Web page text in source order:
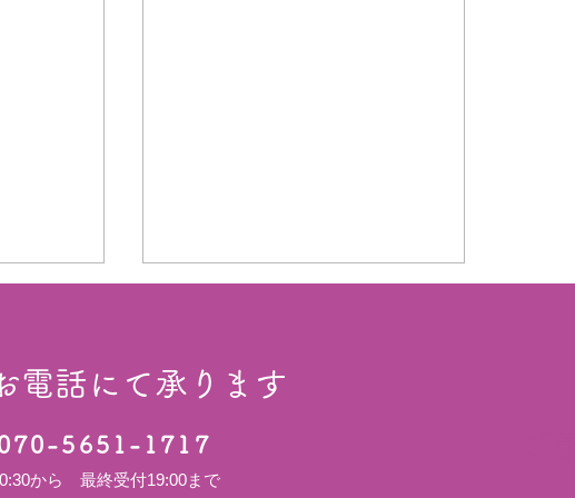
いて ８月土曜日ご予約状況のお知
電話にて承ります
5651-1717
から 最終受付19:00まで